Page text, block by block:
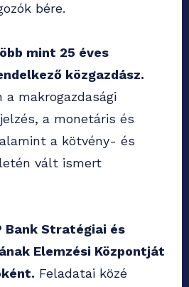
bére.
mint 25 éves
közgazdász.
a makrogazdasági
a monetáris és
a kötvény- és
vált ismert
Bank Stratégiai és
Elemzési Központját
Feladatai közé